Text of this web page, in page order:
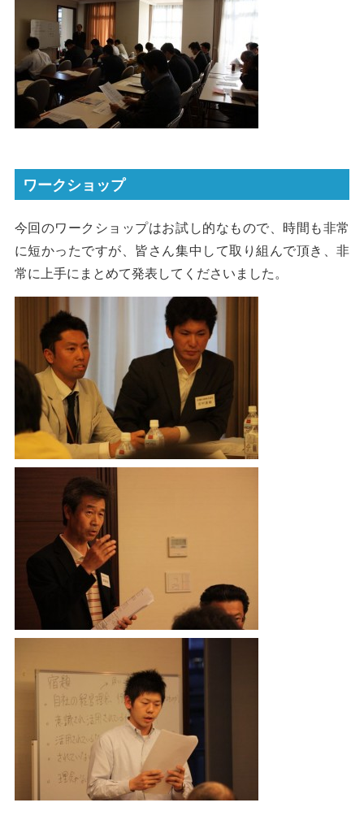
ワークショップ
今回のワークショップはお試し的なもので、時間も非常
に短かったですが、皆さん集中して取り組んで頂き、非
常に上手にまとめて発表してくださいました。